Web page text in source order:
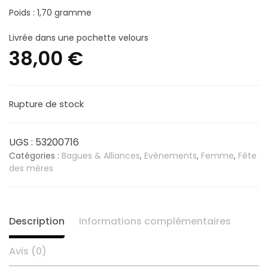
Poids : 1,70 gramme
Livrée dans une pochette velours
38,00 €
Rupture de stock
UGS : 53200716
Catégories : Bagues & Alliances, Evènements, Femme, Fête
des mères
Description Informations complémentaires
Avis (0)